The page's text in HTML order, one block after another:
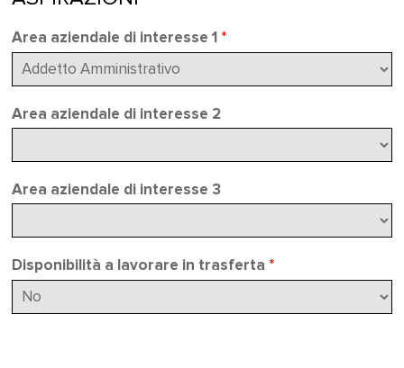
Area aziendale di interesse 1 *
Area aziendale di interesse 2
Area aziendale di interesse 3
Disponibilità a lavorare in trasferta *